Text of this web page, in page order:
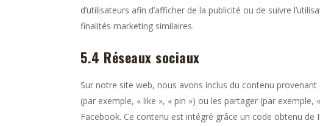
d’utilisateurs afin d’afficher de la publicité ou de suivre
finalités marketing similaires.
5.4 Réseaux sociaux
Sur notre site web, nous avons inclus du contenu
(par exemple, « like », « pin ») ou les partager (par
Facebook. Ce contenu est intégré grâce un code obtenu